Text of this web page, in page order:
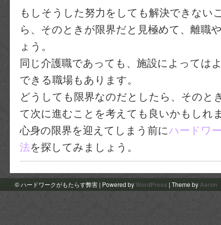
もしそうした努力をしても解決できない
ら、そのときが限界だと見極めて、離職
ょう。
同じ介護職であっても、施設によっては
できる職場もあります。
どうしても限界なのだとしたら、そのと
て次に進むことを考えても良いかもしれ
心身の限界を迎えてしまう前にハードワ
法を探してみましょう。
© ハードワークがもたらす弊害 | Powered byWordPress | Theme by Aaron